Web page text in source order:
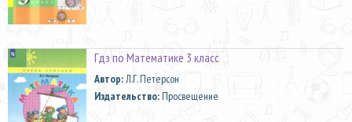
Гдз по Математике 3 класс
Автор:Л.Г. Петерсон
Издательство:Просвещение